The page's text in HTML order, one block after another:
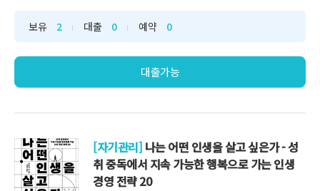
험의 과정을 담다한때 낡은 구두 공장과 인쇄소가 가득
했던 성수동이 불과 10년 만에 대한민국에서 가장 역동
적인 비즈니스 중심지로 거듭났다. 2013년 10,323개
였던 기업체는 2023년 19...
보유 2 대출 0 예약 0
대출가능
[자기관리] 나는 어떤 인생을 살고 싶은가 - 성
취 중독에서 지속 가능한 행복으로 가는 인생
경영 전략 20